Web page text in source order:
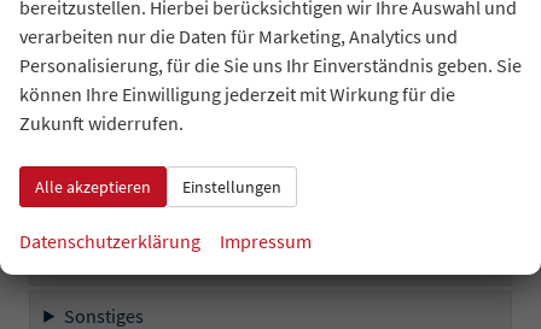
Innen
Infotainment & Kommunikation
Außen
Räder & Technik
Sonstiges
bereitzustellen. Hierbei berücksichtigen wir Ihre Auswahl und
verarbeiten nur die Daten für Marketing, Analytics und
Personalisierung, für die Sie uns Ihr Einverständnis geben. Sie
können Ihre Einwilligung jederzeit mit Wirkung für die
Zukunft widerrufen.
Alle akzeptieren Einstellungen
Datenschutzerklärung Impressum